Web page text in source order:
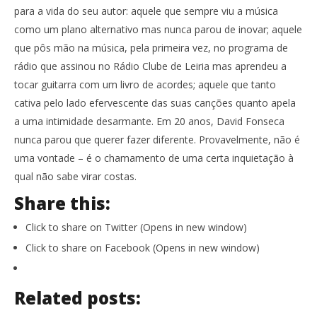
para a vida do seu autor: aquele que sempre viu a música
como um plano alternativo mas nunca parou de inovar; aquele
que pôs mão na música, pela primeira vez, no programa de
rádio que assinou no Rádio Clube de Leiria mas aprendeu a
tocar guitarra com um livro de acordes; aquele que tanto
cativa pelo lado efervescente das suas canções quanto apela
a uma intimidade desarmante. Em 20 anos, David Fonseca
nunca parou que querer fazer diferente. Provavelmente, não é
uma vontade – é o chamamento de uma certa inquietação à
qual não sabe virar costas.
Share this:
Click to share on Twitter (Opens in new window)
Click to share on Facebook (Opens in new window)
Related posts: